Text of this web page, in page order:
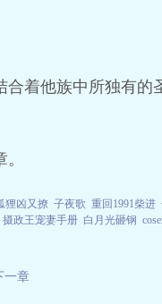
着他族中所独有的
狸凶又撩 子夜歌 重回1991柴进
政王宠妻手册 白月光砸钢
一章